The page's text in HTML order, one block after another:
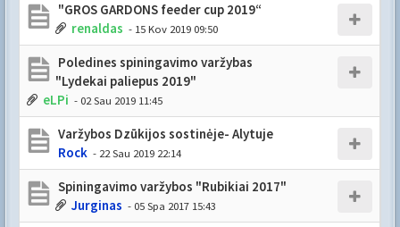
"GROS GARDONS feeder cup 2019“
renaldas - 15 Kov 2019 09:50
Poledines spiningavimo varžybas
"Lydekai paliepus 2019"
eLPi - 02 Sau 2019 11:45
Varžybos Dzūkijos sostinėje- Alytuje
Rock - 22 Sau 2019 22:14
Spiningavimo varžybos "Rubikiai 2017"
Jurginas - 05 Spa 2017 15:43